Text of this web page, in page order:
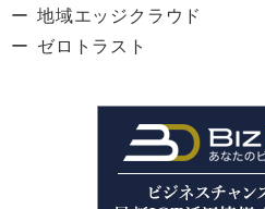
地域エッジクラウド
ゼロトラスト